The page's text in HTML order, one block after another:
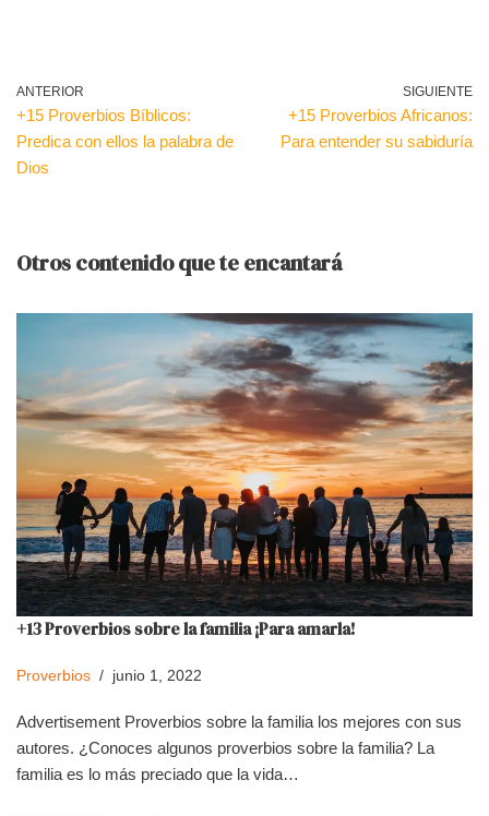
ANTERIOR
+15 Proverbios Bíblicos:
Predica con ellos la palabra de
Dios
SIGUIENTE
+15 Proverbios Africanos:
Para entender su sabiduría
Otros contenido que te encantará
+13 Proverbios sobre la familia ¡Para amarla!
Proverbios junio 1, 2022
Advertisement Proverbios sobre la familia los mejores con sus
autores. ¿Conoces algunos proverbios sobre la familia? La
familia es lo más preciado que la vida…